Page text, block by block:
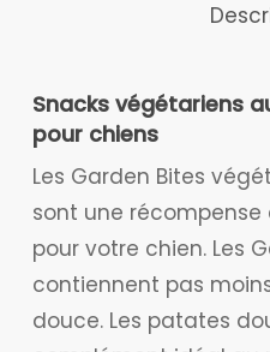
Snacks végétariens
pour chiens
Les Garden Bites
sont une
pour votre chien. Les
contiennent pas
douce. Les patates